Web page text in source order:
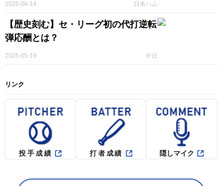
日本ハム
2025-06-14
【歴史刻む】セ・リーグ初の代打逆転
弾応酬とは？
中日
2025-05-19
リンク
投手成績 打者成績 隠しマイク